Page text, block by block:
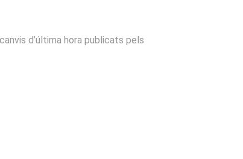
d’última hora publicats pels